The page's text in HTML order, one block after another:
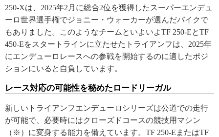
250-Xは、2025年2月に総合2位を獲得したスーパーエンデュ
ーロ世界選手権でジョニー・ウォーカーが選んだバイクで
もありました。このようなチームといよいよTF 250-EとTF
450-Eをスタートラインに立たせたトライアンフは、2025年
にエンデューロレースへの参戦を開始するのに適したポジ
ションにいると自負しています。
レース対応の可能性を秘めたロードリーガル
新しいトライアンフエンデューロシリーズは公道での走行
が可能で、必要時にはクローズドコースの競技用マシン
（※）に変身する能力を備えています。TF 250-EまたはTF